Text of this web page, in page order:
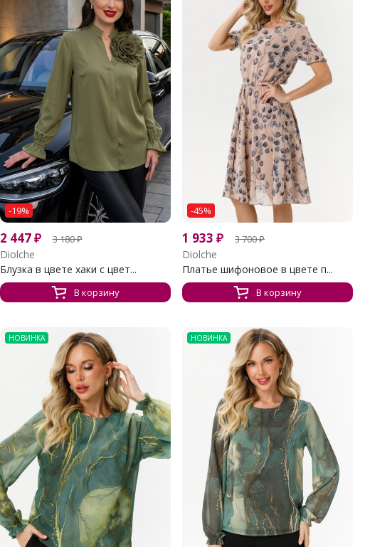
-19%
2 447₽ 3 180₽
Diolche
Блузка в цвете хаки с цвет...
В корзину
-45%
1 933 ₽ 3 700₽
Diolche
Платье шифоновое в цвете п...
В корзину
НОВИНКА НОВИНКА